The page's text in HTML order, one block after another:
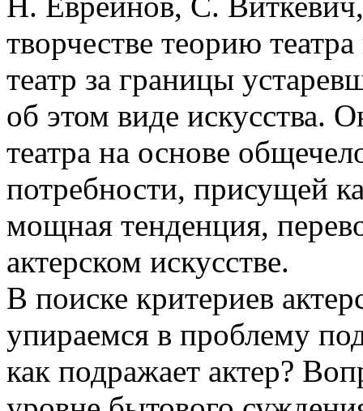
творчестве теорию
театр за границы
об этом виде искусства.
театра на основе
потребности, присущей
мощная тенденция,
актерском искусстве.
В поиске критериев
упираемся в проблему
как подражает актер?